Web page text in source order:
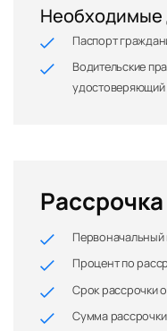
Необходимые
Паспорт
Водительские
удостоверяющий
Первоначальный
Процент по
Срок рассрочки
Сумма